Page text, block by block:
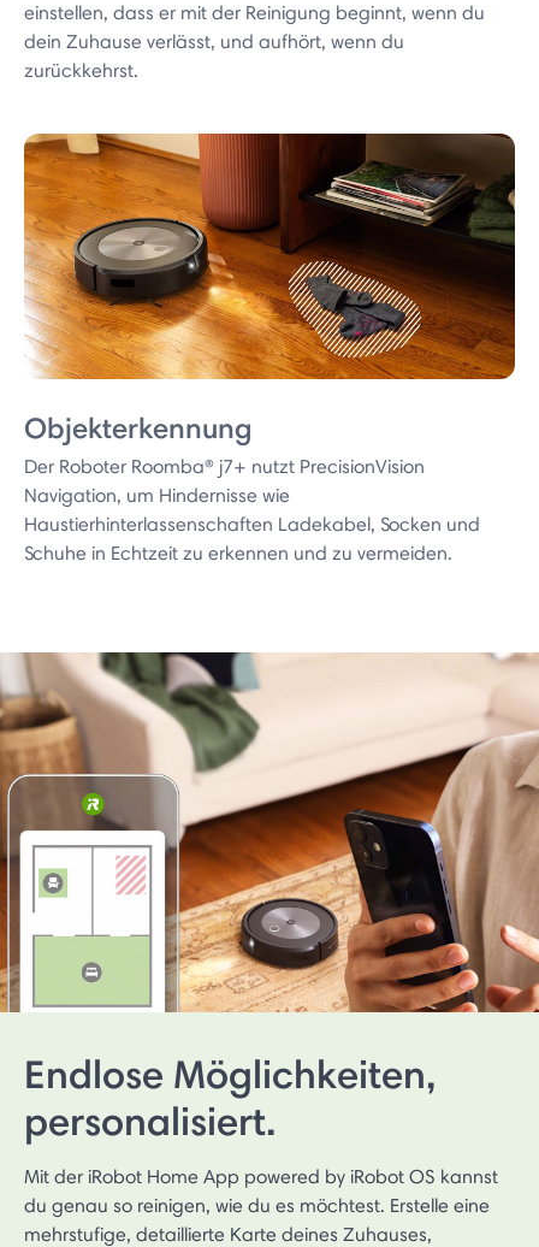
einstellen, dass er mit der Reinigung beginnt, wenn du
dein Zuhause verlässt, und aufhört, wenn du
zurückkehrst.
Objekterkennung
Der Roboter Roomba® j7+ nutzt PrecisionVision
Navigation, um Hindernisse wie
Haustierhinterlassenschaften Ladekabel, Socken und
Schuhe in Echtzeit zu erkennen und zu vermeiden.
Endlose Möglichkeiten,
personalisiert.
Mit der iRobot Home App powered by iRobot OS kannst
du genau so reinigen, wie du es möchtest. Erstelle eine
mehrstufige, detaillierte Karte deines Zuhauses,